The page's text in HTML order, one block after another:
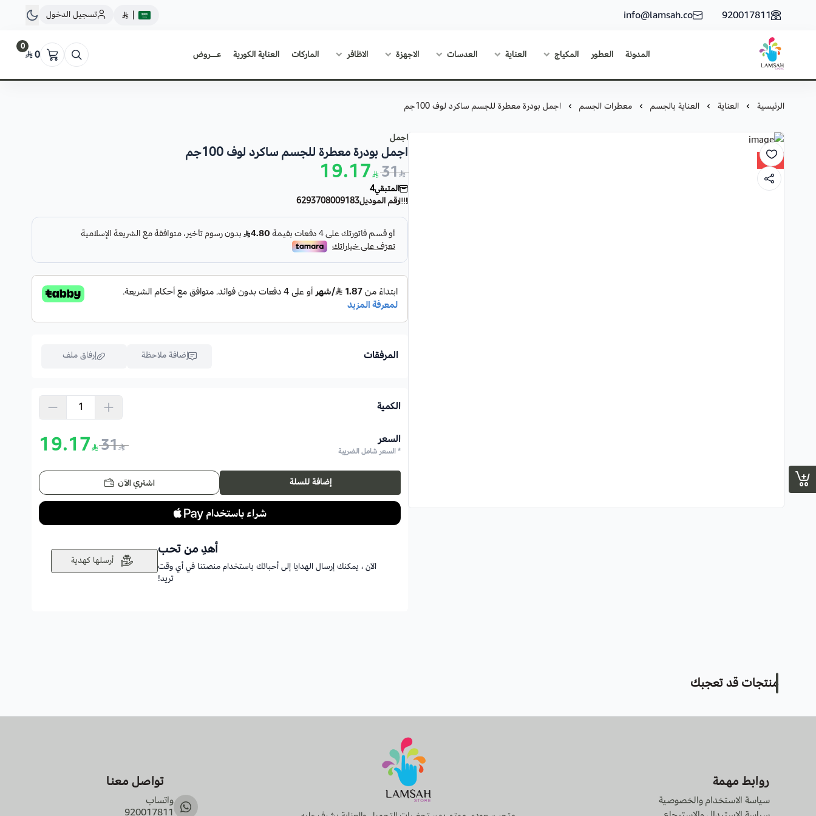
920017811
info@lamsah.co
| تسجيل الدخول
لمسة ستور المدونة العطور المكياج العناية العدسات الاجهزة الاظافر الماركات العناية الكورية عــروض
0
0
الرئيسية العناية العناية بالجسم معطرات الجسم اجمل بودرة معطرة للجسم ساكرد لوف 100جم
New
اجمل
اجمل بودرة معطرة للجسم ساكرد لوف 100جم
31
19.17
المتبقي4
رقم الموديل6293708009183
المرفقات إضافة ملاحظة إرفاق ملف
اسحب و افلت الملف هنا
الكمية
السعر
* السعر شامل الضريبة 31
19.17
إضافة للسلة اشتري الآن
أهدِ من تحب
الآن ، يمكنك إرسال الهدايا إلى أحبائك باستخدام منصتنا في أي وقت
تريد!
أرسلها كهدية
منتجات قد تعجبك
روابط مهمة
سياسة الاستخدام والخصوصية
تواصل معنا
واتساب
920017811